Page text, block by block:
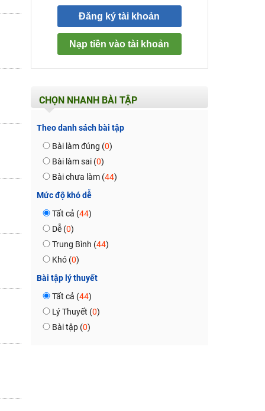
Đăng ký tài khoản
Nạp tiền vào tài khoản
CHỌN NHANH BÀI TẬP
Theo danh sách bài tập
Bài làm đúng (0)
Bài làm sai (0)
Bài chưa làm (44)
Mức độ khó dễ
Tất cả (44)
Dễ (0)
Trung Bình (44)
Khó (0)
Bài tập lý thuyết
Tất cả (44)
Lý Thuyết (0)
Bài tập (0)